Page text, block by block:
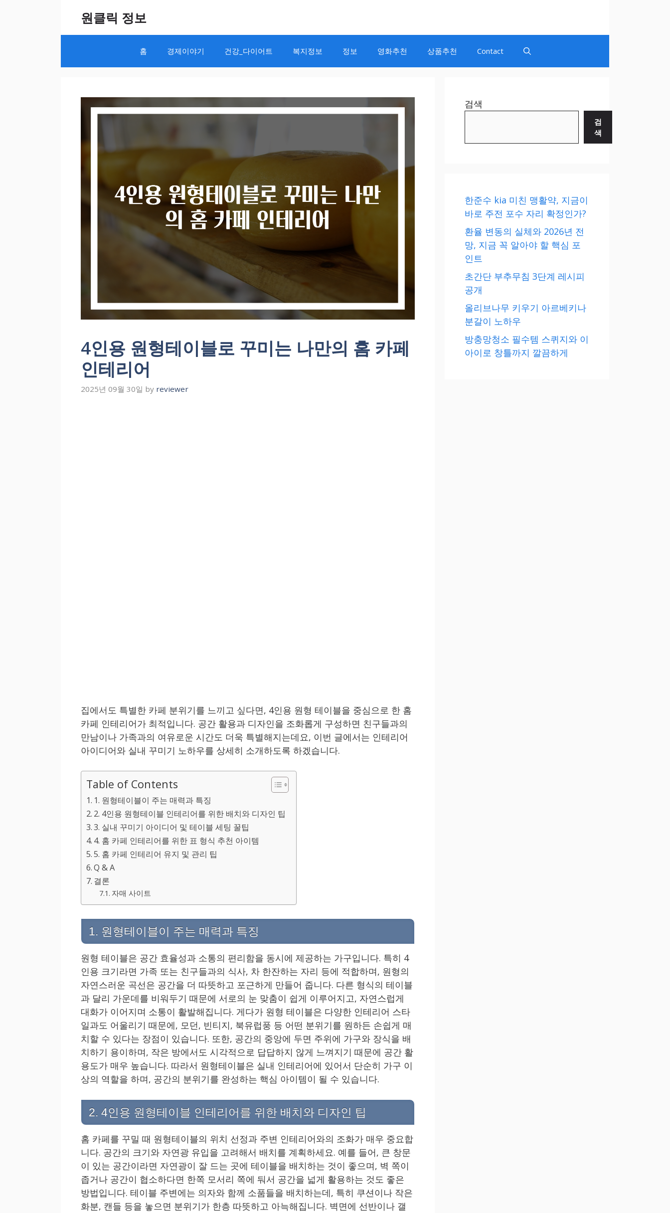
원클릭 정보
홈 경제이야기 건강_다이어트 복지정보 정보 영화추천 상품추천 Contact
4인용 원형테이블로 꾸미는 나만의 홈 카페
인테리어
2025년 09월 30일 by reviewer
집에서도 특별한 카페 분위기를 느끼고 싶다면, 4인용 원형 테이블을 중심으로 한 홈
카페 인테리어가 최적입니다. 공간 활용과 디자인을 조화롭게 구성하면 친구들과의
만남이나 가족과의 여유로운 시간도 더욱 특별해지는데요, 이번 글에서는 인테리어
아이디어와 실내 꾸미기 노하우를 상세히 소개하도록 하겠습니다.
Table of Contents
1. 원형테이블이 주는 매력과 특징
2. 4인용 원형테이블 인테리어를 위한 배치와 디자인 팁
3. 실내 꾸미기 아이디어 및 테이블 세팅 꿀팁
4. 홈 카페 인테리어를 위한 표 형식 추천 아이템
5. 홈 카페 인테리어 유지 및 관리 팁
Q & A
결론
자매 사이트
1. 원형테이블이 주는 매력과 특징
원형 테이블은 공간 효율성과 소통의 편리함을 동시에 제공하는 가구입니다. 특히 4
인용 크기라면 가족 또는 친구들과의 식사, 차 한잔하는 자리 등에 적합하며, 원형의
자연스러운 곡선은 공간을 더 따뜻하고 포근하게 만들어 줍니다. 다른 형식의 테이블
과 달리 가운데를 비워두기 때문에 서로의 눈 맞춤이 쉽게 이루어지고, 자연스럽게
대화가 이어지며 소통이 활발해집니다. 게다가 원형 테이블은 다양한 인테리어 스타
일과도 어울리기 때문에, 모던, 빈티지, 북유럽풍 등 어떤 분위기를 원하든 손쉽게 매
치할 수 있다는 장점이 있습니다. 또한, 공간의 중앙에 두면 주위에 가구와 장식을 배
치하기 용이하며, 작은 방에서도 시각적으로 답답하지 않게 느껴지기 때문에 공간 활
용도가 매우 높습니다. 따라서 원형테이블은 실내 인테리어에 있어서 단순히 가구 이
상의 역할을 하며, 공간의 분위기를 완성하는 핵심 아이템이 될 수 있습니다.
2. 4인용 원형테이블 인테리어를 위한 배치와 디자인 팁
홈 카페를 꾸밀 때 원형테이블의 위치 선정과 주변 인테리어와의 조화가 매우 중요합
니다. 공간의 크기와 자연광 유입을 고려해서 배치를 계획하세요. 예를 들어, 큰 창문
이 있는 공간이라면 자연광이 잘 드는 곳에 테이블을 배치하는 것이 좋으며, 벽 쪽이
좁거나 공간이 협소하다면 한쪽 모서리 쪽에 둬서 공간을 넓게 활용하는 것도 좋은
방법입니다. 테이블 주변에는 의자와 함께 소품들을 배치하는데, 특히 쿠션이나 작은
화분, 캔들 등을 놓으면 분위기가 한층 따뜻하고 아늑해집니다. 벽면에 선반이나 갤
검색
검
색
한준수 kia 미친 맹활약, 지금이
바로 주전 포수 자리 확정인가?
환율 변동의 실체와 2026년 전
망, 지금 꼭 알아야 할 핵심 포
인트
초간단 부추무침 3단계 레시피
공개
올리브나무 키우기 아르베키나
분갈이 노하우
방충망청소 필수템 스퀴지와 이
아이로 창틀까지 깔끔하게